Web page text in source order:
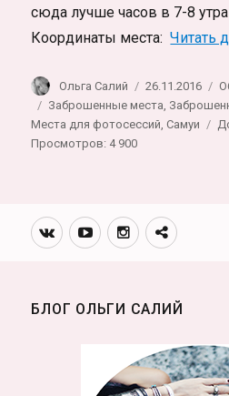
сюда лучше часов в 7-8
Координаты места:Читать
Автор
Ольга Салий Опубликовано
26.11.2016
Метки
Заброшенные места,
Места для фотосессий,Самуи
Просмотров: 4 900
Вконтакте
YoutubeИнстаграмм
БЛОГ ОЛЬГИ САЛИЙ